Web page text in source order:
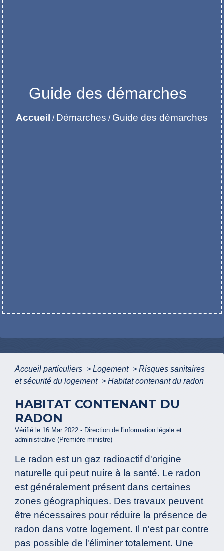
Guide des démarches
Accueil / Démarches / Guide des démarches
Accueil particuliers > Logement > Risques sanitaires
et sécurité du logement > Habitat contenant du radon
HABITAT CONTENANT DU
RADON
Vérifié le 16 Mar 2022 - Direction de l'information légale et
administrative (Première ministre)
Le radon est un gaz radioactif d'origine
naturelle qui peut nuire à la santé. Le radon
est généralement présent dans certaines
zones géographiques. Des travaux peuvent
être nécessaires pour réduire la présence de
radon dans votre logement. Il n'est par contre
pas possible de l'éliminer totalement. Une